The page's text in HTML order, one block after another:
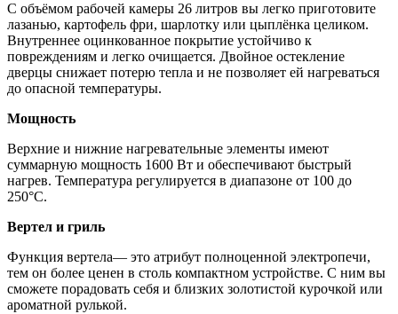
С объёмом рабочей камеры 26 литров вы легко приготовите
лазанью, картофель фри, шарлотку или цыплёнка целиком.
Внутреннее оцинкованное покрытие устойчиво к
повреждениям и легко очищается. Двойное остекление
дверцы снижает потерю тепла и не позволяет ей нагреваться
до опасной температуры.
Мощность
Верхние и нижние нагревательные элементы имеют
суммарную мощность 1600 Вт и обеспечивают быстрый
нагрев. Температура регулируется в диапазоне от 100 до
250°С.
Вертел и гриль
Функция вертела— это атрибут полноценной электропечи,
тем он более ценен в столь компактном устройстве. С ним вы
сможете порадовать себя и близких золотистой курочкой или
ароматной рулькой.